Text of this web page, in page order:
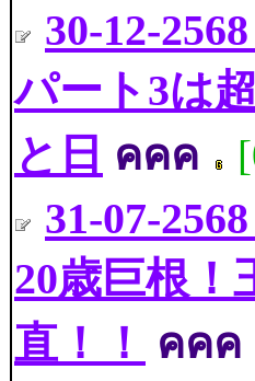
30-12-
パート3は
と日 คคค
31-07-
20歳巨根！
直！！
คคค